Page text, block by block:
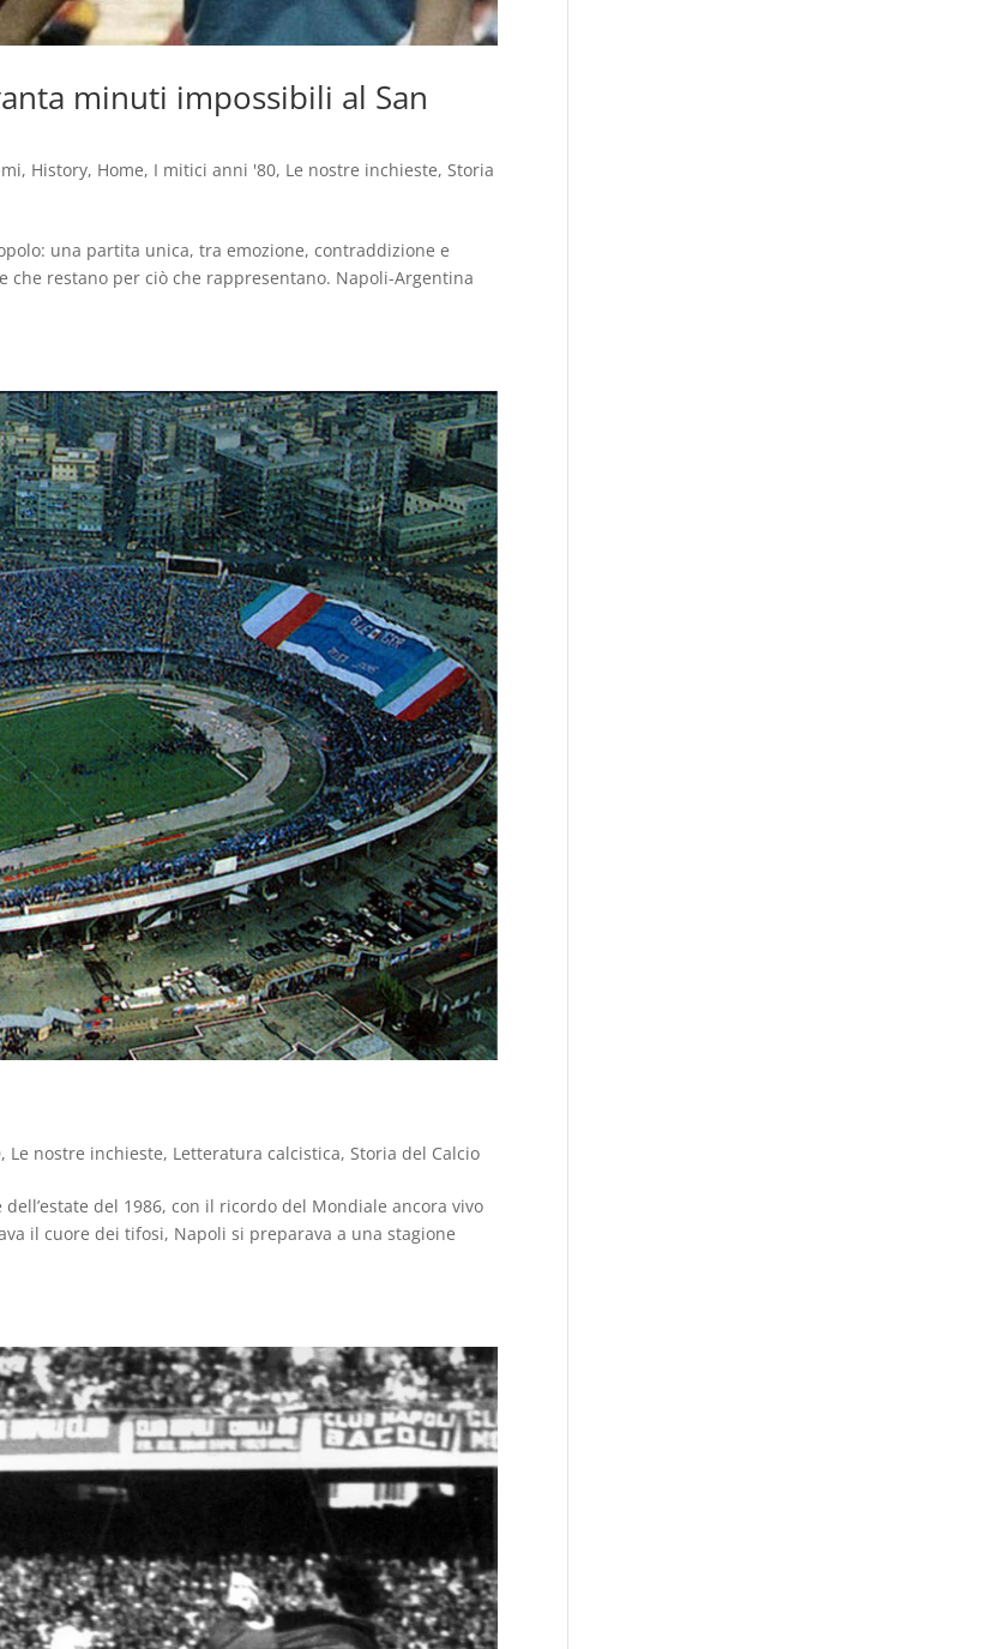
minuti impossibili al San
, History, Home, I mitici anni '80, Le nostre inchieste,Storia
una partita unica, tra emozione, contraddizione e
restano per ciò che rappresentano. Napoli-Argentina
, Le nostre inchieste, Letteratura calcistica,Storia del Calcio
del 1986, con il ricordo del Mondiale ancora vivo
il cuore dei tifosi, Napoli si preparava a una stagione